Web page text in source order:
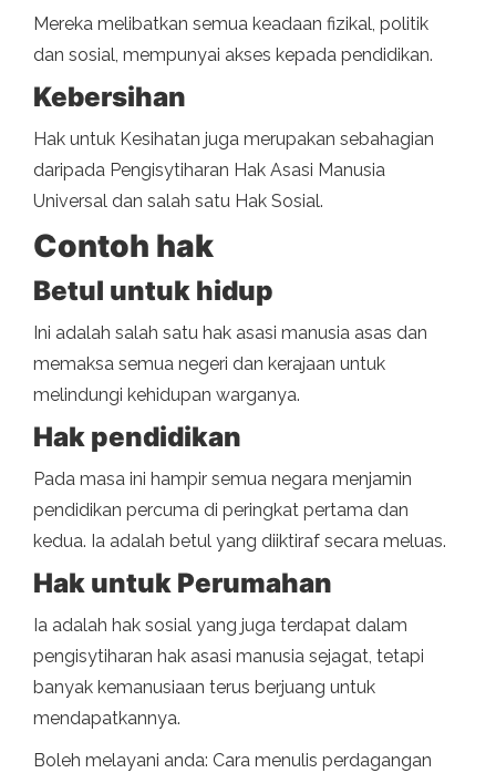
Mereka melibatkan semua keadaan fizikal, politik
dan sosial, mempunyai akses kepada pendidikan.
Kebersihan
Hak untuk Kesihatan juga merupakan sebahagian
daripada Pengisytiharan Hak Asasi Manusia
Universal dan salah satu Hak Sosial.
Contoh hak
Betul untuk hidup
Ini adalah salah satu hak asasi manusia asas dan
memaksa semua negeri dan kerajaan untuk
melindungi kehidupan warganya.
Hak pendidikan
Pada masa ini hampir semua negara menjamin
pendidikan percuma di peringkat pertama dan
kedua. Ia adalah betul yang diiktiraf secara meluas.
Hak untuk Perumahan
Ia adalah hak sosial yang juga terdapat dalam
pengisytiharan hak asasi manusia sejagat, tetapi
banyak kemanusiaan terus berjuang untuk
mendapatkannya.
Boleh melayani anda: Cara menulis perdagangan